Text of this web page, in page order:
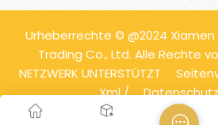
Urheberrechte © @2024
Trading Co., Ltd. Alle Rechte
NETZWERK UNTERSTÜTZT
Xml/